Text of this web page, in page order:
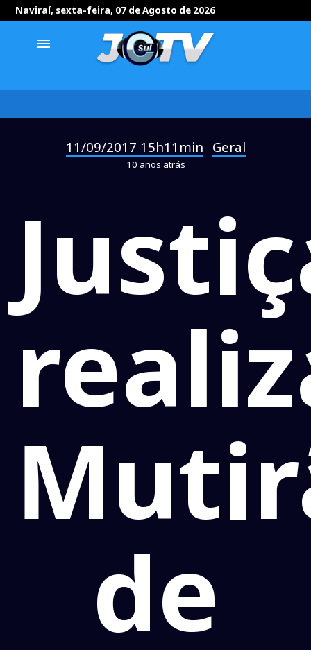
Naviraí, sexta-feira, 07 de Agosto de 2026
menu
11/09/2017 15h11min Geral
10 anos atrás
de